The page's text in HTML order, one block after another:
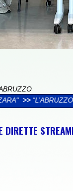
AL VIA LA
DIRETTE